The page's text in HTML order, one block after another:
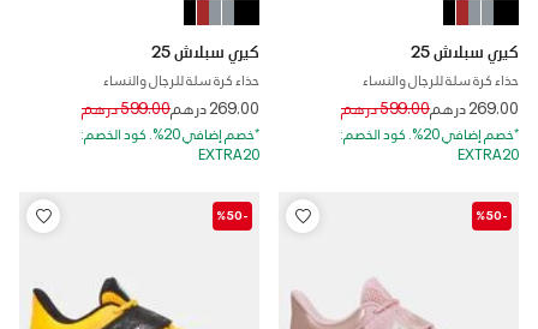
كيري سبلاش 25
حذاء كرة سلة للرجال والنساء
269.00 درهم Price reduced from
599.00 درهم to
*خصم إضافي 20%. كود الخصم:
EXTRA20
كيري سبلاش 25
حذاء كرة سلة للرجال والنساء
269.00 درهم Price reduced from
599.00 درهم to
*خصم إضافي 20%. كود الخصم:
EXTRA20
-%50
-%50